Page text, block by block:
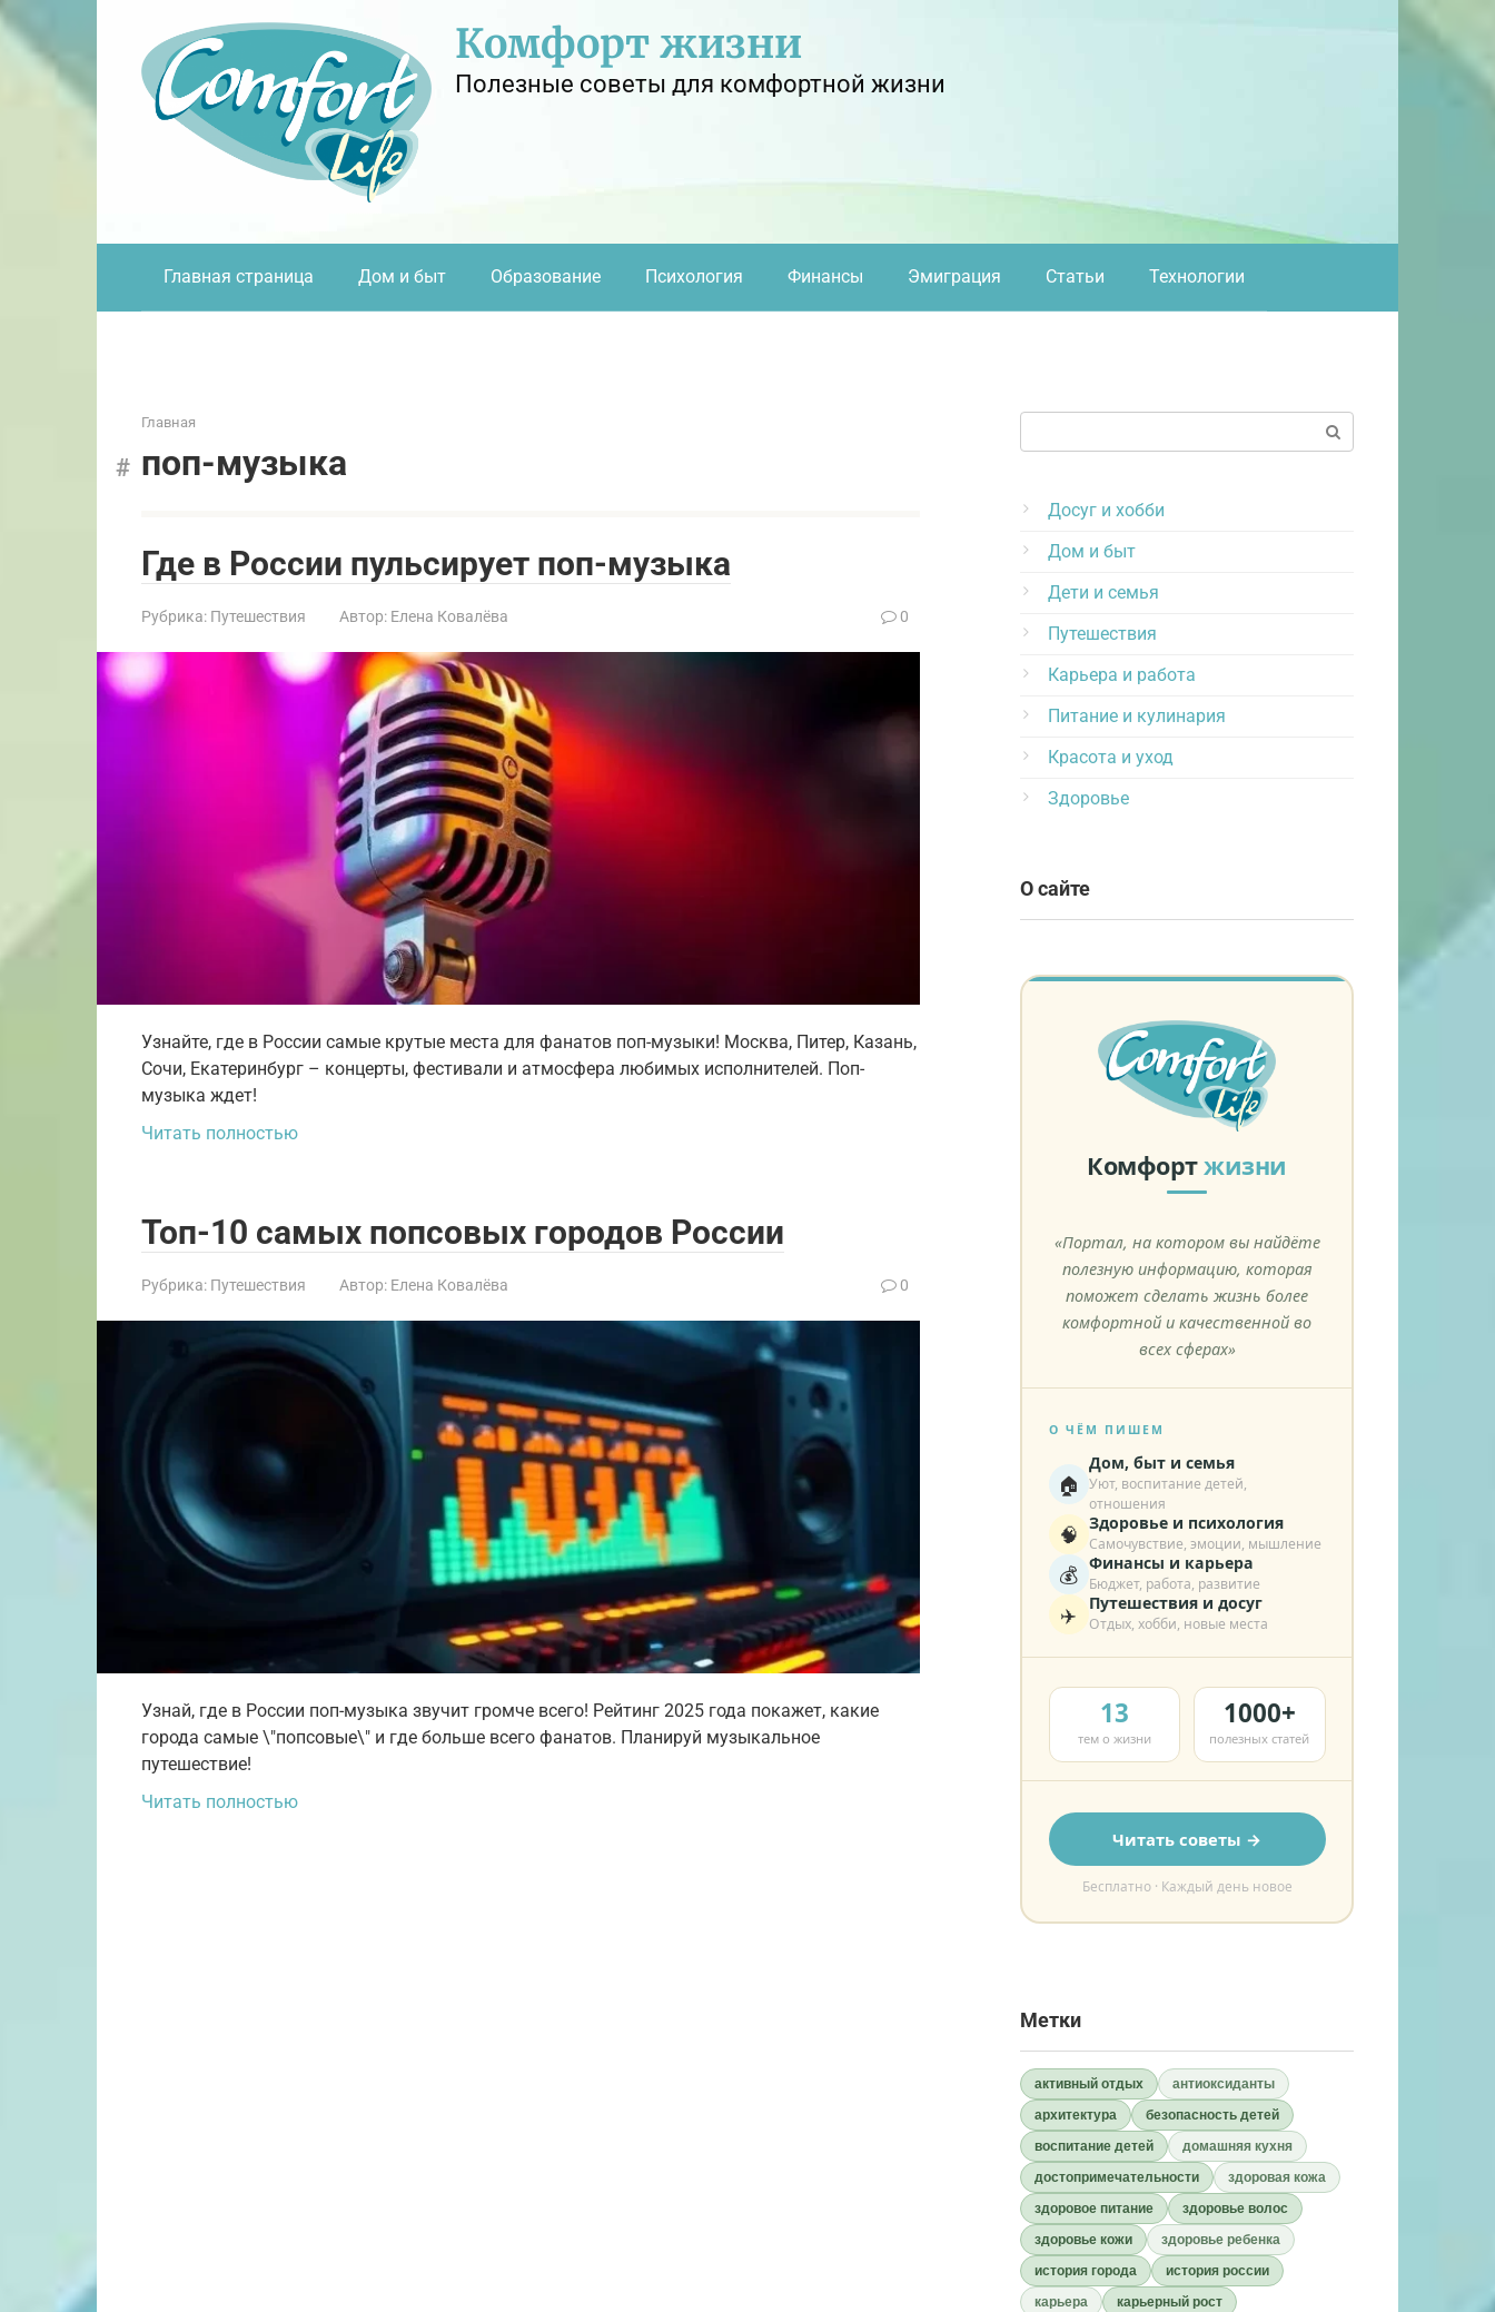
Перейти
контенту
Комфорт жизни
Полезные советы для комфортной жизни
Главная страница Дом и быт Образование Психология Финансы Эмиграция Статьи Технологии
Главная
поп-музыка
Где в России пульсирует поп-музыка
Рубрика: Путешествия Автор: Елена Ковалёва 0
Узнайте, где в России самые крутые места для фанатов поп-музыки! Москва, Питер, Казань,
Сочи, Екатеринбург – концерты, фестивали и атмосфера любимых исполнителей. Поп-
музыка ждет!
Читать полностью
Топ-10 самых попсовых городов России
Рубрика: Путешествия Автор: Елена Ковалёва 0
Узнай, где в России поп-музыка звучит громче всего! Рейтинг 2025 года покажет, какие
города самые \"попсовые\" и где больше всего фанатов. Планируй музыкальное
путешествие!
Читать полностью
Досуг и хобби
Дом и быт
Дети и семья
Путешествия
Карьера и работа
Питание и кулинария
Красота и уход
Здоровье
О сайте
Комфортжизни
«Портал, на котором вы найдёте
полезную информацию, которая
поможет сделать жизнь более
комфортной и качественной во
всех сферах»
О ЧЁМ ПИШЕМ
🏠
Дом, быт и семья
Уют, воспитание детей,
отношения
🧠 Здоровье и психология
Самочувствие, эмоции, мышление
💰 Финансы и карьера
Бюджет, работа, развитие
✈️ Путешествия и досуг
Отдых, хобби, новые места
13
тем о жизни
1000+
полезных статей
Читать советы →
Бесплатно · Каждый день новое
Метки
активный отдых
антиоксиданты
архитектура
безопасность детей
воспитание детей
домашняя кухня
достопримечательности
здоровая кожа
здоровое питание
здоровье волос
здоровье кожи
здоровье ребенка
история города
история россии
карьера
карьерный рост